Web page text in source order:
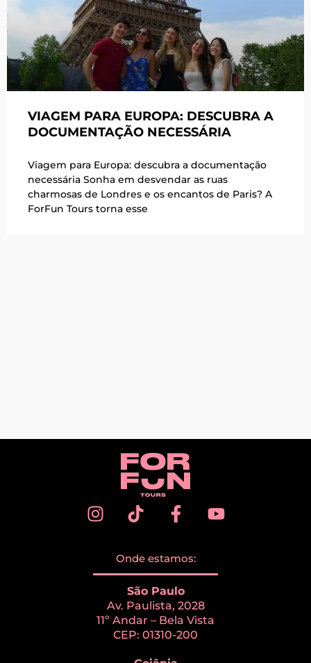
VIAGEM PARA EUROPA: DESCUBRA A
DOCUMENTAÇÃO NECESSÁRIA
Viagem para Europa: descubra a documentação
necessária Sonha em desvendar as ruas
charmosas de Londres e os encantos de Paris? A
ForFun Tours torna esse
Onde estamos:
São Paulo
Av. Paulista, 2028
11º Andar – Bela Vista
CEP: 01310-200